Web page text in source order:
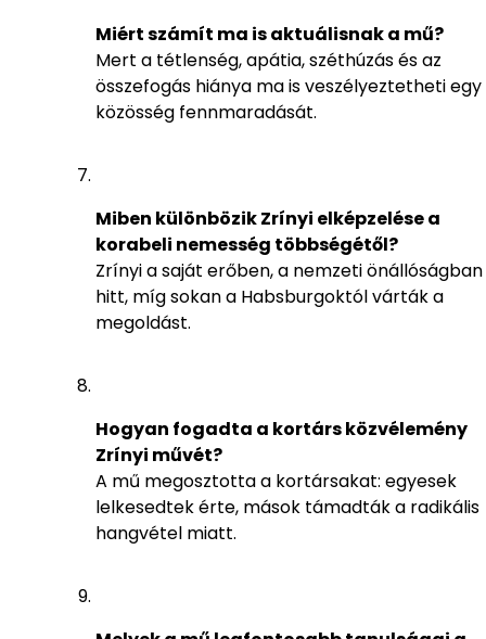
Miért számít ma is aktuálisnak a mű?
Mert a tétlenség, apátia, széthúzás és az
összefogás hiánya ma is veszélyeztetheti egy
közösség fennmaradását.
Miben különbözik Zrínyi elképzelése a
korabeli nemesség többségétől?
Zrínyi a saját erőben, a nemzeti önállóságban
hitt, míg sokan a Habsburgoktól várták a
megoldást.
Hogyan fogadta a kortárs közvélemény
Zrínyi művét?
A mű megosztotta a kortársakat: egyesek
lelkesedtek érte, mások támadták a radikális
hangvétel miatt.